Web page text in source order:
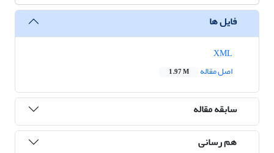
فایل ها
اصل مقاله
1.97 M
سابقه مقاله
هم رسانی